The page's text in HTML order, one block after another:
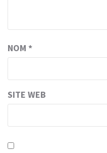
NOM *
SITE WEB